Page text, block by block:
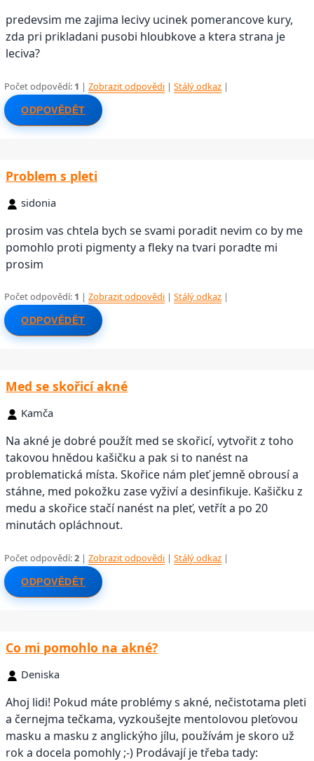
predevsim me zajima lecivy ucinek pomerancove kury,
zda pri prikladani pusobi hloubkove a ktera strana je
leciva?
Počet odpovědí: 1 |Zobrazit odpovědi |Stálý odkaz |
ODPOVĚDĚT
Problem s pleti
sidonia
prosim vas chtela bych se svami poradit nevim co by me
pomohlo proti pigmenty a fleky na tvari poradte mi
prosim
Počet odpovědí: 1 |Zobrazit odpovědi |Stálý odkaz |
ODPOVĚDĚT
Med se skořicí akné
Kamča
Na akné je dobré použít med se skořicí, vytvořit z toho
takovou hnědou kašičku a pak si to nanést na
problematická místa. Skořice nám pleť jemně obrousí a
stáhne, med pokožku zase vyživí a desinfikuje. Kašičku z
medu a skořice stačí nanést na pleť, vetřít a po 20
minutách opláchnout.
Počet odpovědí:2 |Zobrazit odpovědi |Stálý odkaz |
ODPOVĚDĚT
Co mi pomohlo na akné?
Deniska
Ahoj lidi! Pokud máte problémy s akné, nečistotama pleti
a černejma tečkama, vyzkoušejte mentolovou pleťovou
masku a masku z anglickýho jílu, používám je skoro už
rok a docela pomohly ;-) Prodávají je třeba tady: